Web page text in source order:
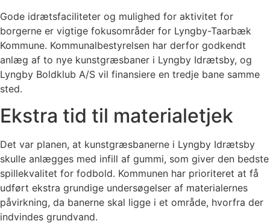
Gode idrætsfaciliteter og mulighed for aktivitet for
borgerne er vigtige fokusområder for Lyngby-Taarbæk
Kommune. Kommunalbestyrelsen har derfor godkendt
anlæg af to nye kunstgræsbaner i Lyngby Idrætsby, og
Lyngby Boldklub A/S vil finansiere en tredje bane samme
sted.
Ekstra tid til materialetjek
Det var planen, at kunstgræsbanerne i Lyngby Idrætsby
skulle anlægges med infill af gummi, som giver den bedste
spillekvalitet for fodbold. Kommunen har prioriteret at få
udført ekstra grundige undersøgelser af materialernes
påvirkning, da banerne skal ligge i et område, hvorfra der
indvindes grundvand.